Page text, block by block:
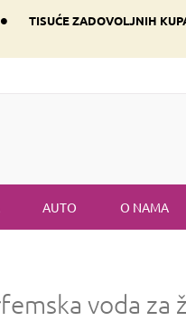
• TISUĆE ZADOVOLJNIH
AUTO O NAMA
voda za